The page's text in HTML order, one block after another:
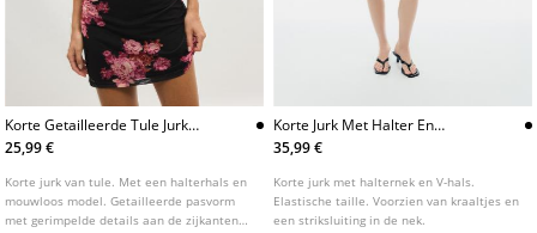
Korte Getailleerde Tule Jurk
Met Bloemenprint
25,99 €
Korte jurk van tule. Met een halterhals en
mouwloos model. Getailleerde pasvorm
met gerimpelde details aan de zijkanten
Korte Jurk Met Halter En
Kraaltjes
35,99 €
Korte jurk met halternek en V-hals.
Elastische taille. Voorzien van kraaltjes en
een striksluiting in de nek.